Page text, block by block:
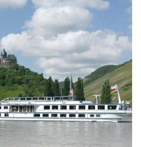
achter ons beginnen
naar Arnhem.
stadspleinen